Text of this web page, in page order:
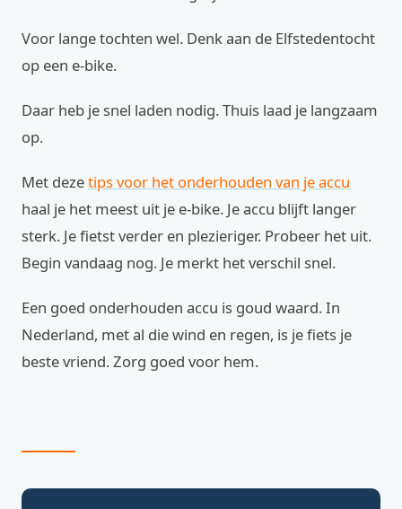
Voor lange tochten wel. Denk aan de Elfstedentocht
op een e-bike.
Daar heb je snel laden nodig. Thuis laad je langzaam
op.
Met dezetips voor het onderhouden van je accu
haal je het meest uit je e-bike. Je accu blijft langer
sterk. Je fietst verder en plezieriger. Probeer het uit.
Begin vandaag nog. Je merkt het verschil snel.
Een goed onderhouden accu is goud waard. In
Nederland, met al die wind en regen, is je fiets je
beste vriend. Zorg goed voor hem.